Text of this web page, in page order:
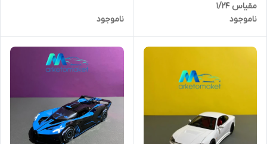
مقیاس ۱/۲۴
ناموجود
ناموجود